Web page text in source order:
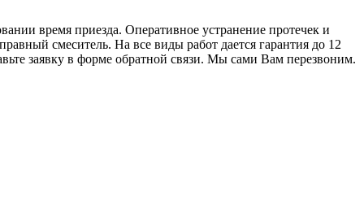
время приезда. Оперативное устранение протечек и
смеситель. На все виды работ дается гарантия до 12
заявку в форме обратной связи. Мы сами Вам перезвоним.